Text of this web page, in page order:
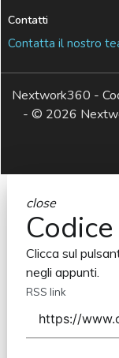
Contatti
Contatta il nostro
Nextwork360 -
- © 2026
close
Clicca sul
negli appunti.
RSS link